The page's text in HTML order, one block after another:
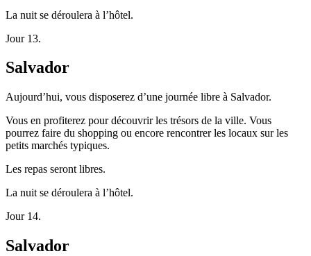
La nuit se déroulera à l’hôtel.
Jour 13.
Salvador
Aujourd’hui, vous disposerez d’une journée libre à Salvador.
Vous en profiterez pour découvrir les trésors de la ville. Vous
pourrez faire du shopping ou encore rencontrer les locaux sur les
petits marchés typiques.
Les repas seront libres.
La nuit se déroulera à l’hôtel.
Jour 14.
Salvador